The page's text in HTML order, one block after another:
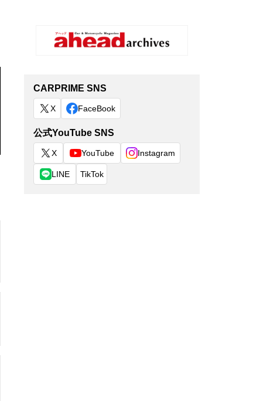
CARPRIME SNS
X FaceBook
公式YouTube SNS
X YouTube Instagram
LINE TikTok